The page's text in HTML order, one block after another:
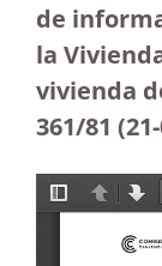
de
la
vivienda
361/81